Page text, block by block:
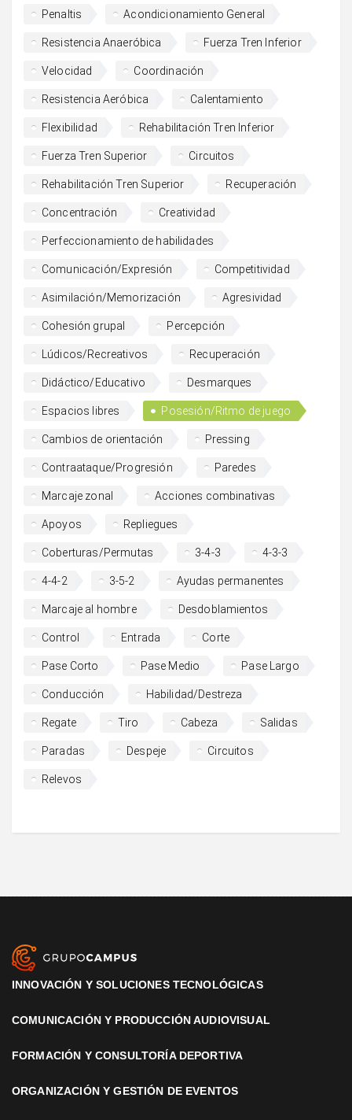
Penaltis Acondicionamiento General
Resistencia Anaeróbica Fuerza Tren Inferior
Velocidad Coordinación
Resistencia Aeróbica Calentamiento
Flexibilidad Rehabilitación Tren Inferior
Fuerza Tren Superior Circuitos
Rehabilitación Tren Superior Recuperación
Concentración Creatividad
Perfeccionamiento de habilidades
Comunicación/Expresión Competitividad
Asimilación/Memorización Agresividad
Cohesión grupal Percepción
Lúdicos/Recreativos Recuperación
Didáctico/Educativo Desmarques
Espacios libres Posesión/Ritmo de juego
Cambios de orientación Pressing
Contraataque/Progresión Paredes
Marcaje zonal Acciones combinativas
Apoyos Repliegues
Coberturas/Permutas 3-4-3 4-3-3
4-4-2 3-5-2 Ayudas permanentes
Marcaje al hombre Desdoblamientos
Control Entrada Corte
Pase Corto Pase Medio Pase Largo
Conducción Habilidad/Destreza
Regate Tiro Cabeza Salidas
Paradas Despeje Circuitos
Relevos
INNOVACIÓN Y SOLUCIONES TECNOLÓGICAS
COMUNICACIÓN Y PRODUCCIÓN AUDIOVISUAL
FORMACIÓN Y CONSULTORÍA DEPORTIVA
ORGANIZACIÓN Y GESTIÓN DE EVENTOS